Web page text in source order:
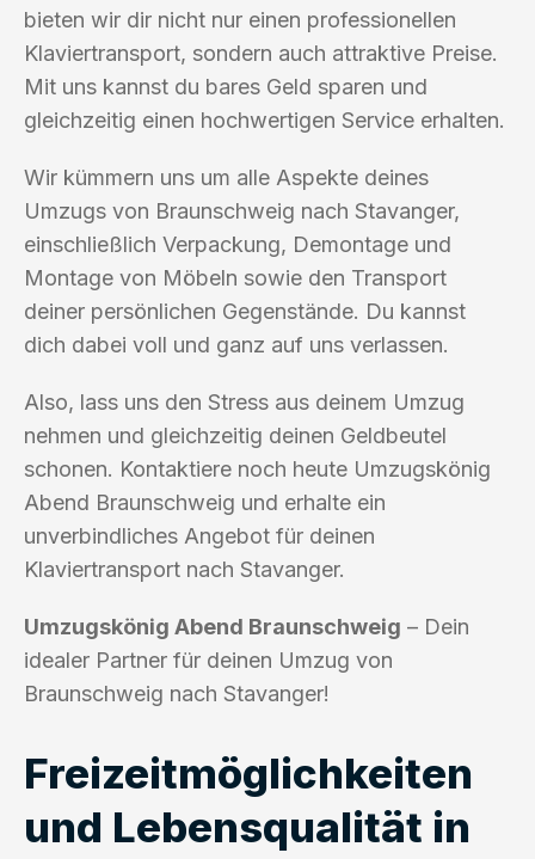
bieten wir dir nicht nur einen professionellen
Klaviertransport, sondern auch attraktive Preise.
Mit uns kannst du bares Geld sparen und
gleichzeitig einen hochwertigen Service erhalten.
Wir kümmern uns um alle Aspekte deines
Umzugs von Braunschweig nach Stavanger,
einschließlich Verpackung, Demontage und
Montage von Möbeln sowie den Transport
deiner persönlichen Gegenstände. Du kannst
dich dabei voll und ganz auf uns verlassen.
Also, lass uns den Stress aus deinem Umzug
nehmen und gleichzeitig deinen Geldbeutel
schonen. Kontaktiere noch heute Umzugskönig
Abend Braunschweig und erhalte ein
unverbindliches Angebot für deinen
Klaviertransport nach Stavanger.
Umzugskönig Abend Braunschweig – Dein
idealer Partner für deinen Umzug von
Braunschweig nach Stavanger!
Freizeitmöglichkeiten
und Lebensqualität in